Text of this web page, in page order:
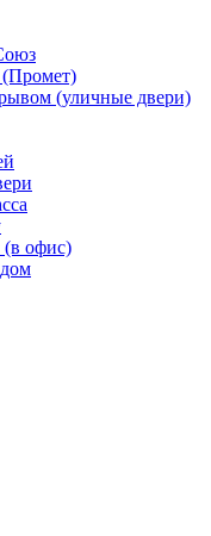
(Промет)
(уличные двери)
(в офис)